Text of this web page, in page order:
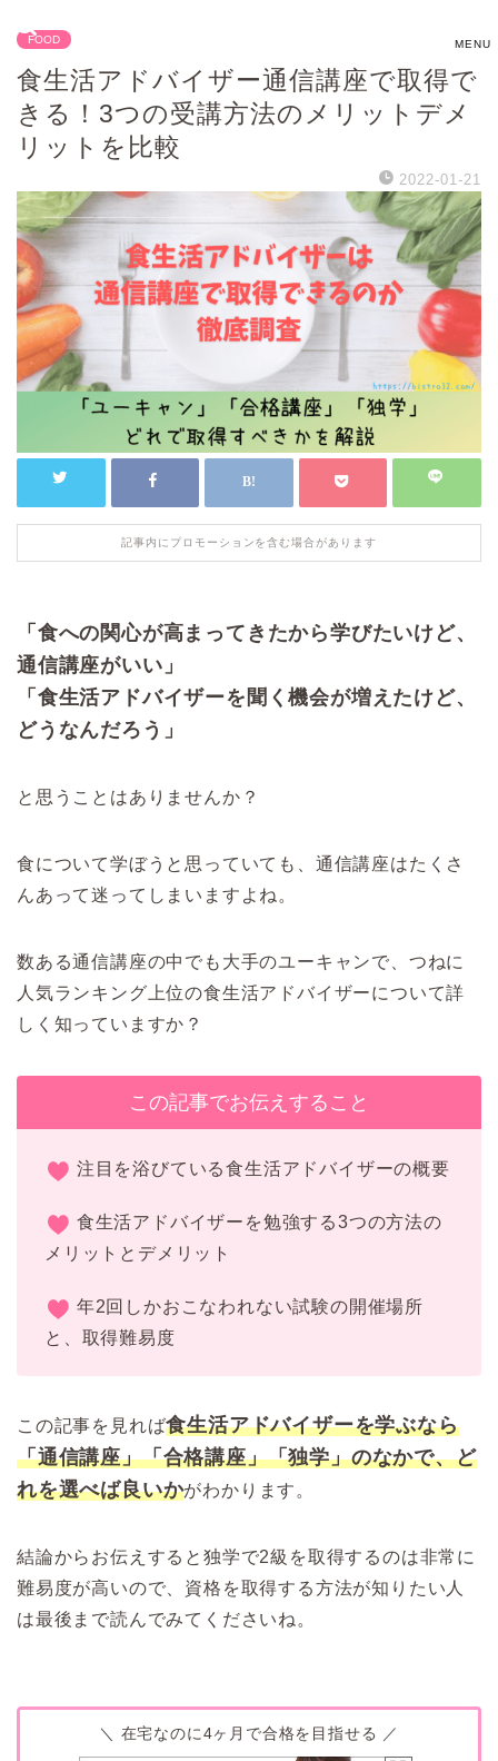
FOOD
食生活アドバイザー通信講座で取得で
きる！3つの受講方法のメリットデメ
リットを比較
2022-01-21
記事内にプロモーションを含む場合があります
「食への関心が高まってきたから学びたいけど、
通信講座がいい」
「食生活アドバイザーを聞く機会が増えたけど、
どうなんだろう」
と思うことはありませんか？
食について学ぼうと思っていても、通信講座はたくさ
んあって迷ってしまいますよね。
数ある通信講座の中でも大手のユーキャンで、つねに
人気ランキング上位の食生活アドバイザーについて詳
しく知っていますか？
この記事でお伝えすること
注目を浴びている食生活アドバイザーの概要
食生活アドバイザーを勉強する3つの方法の
メリットとデメリット
年2回しかおこなわれない試験の開催場所
と、取得難易度
この記事を見れば食生活アドバイザーを学ぶなら
「通信講座」「合格講座」「独学」のなかで、ど
れを選べば良いかがわかります。
結論からお伝えすると独学で2級を取得するのは非常に
難易度が高いので、資格を取得する方法が知りたい人
は最後まで読んでみてくださいね。
＼ 在宅なのに4ヶ月で合格を目指せる ／